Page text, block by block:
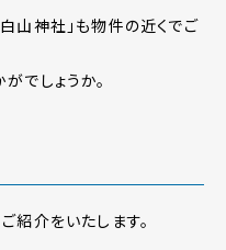
山神社」も物件の近くでご
でしょうか。
紹介をいたします。